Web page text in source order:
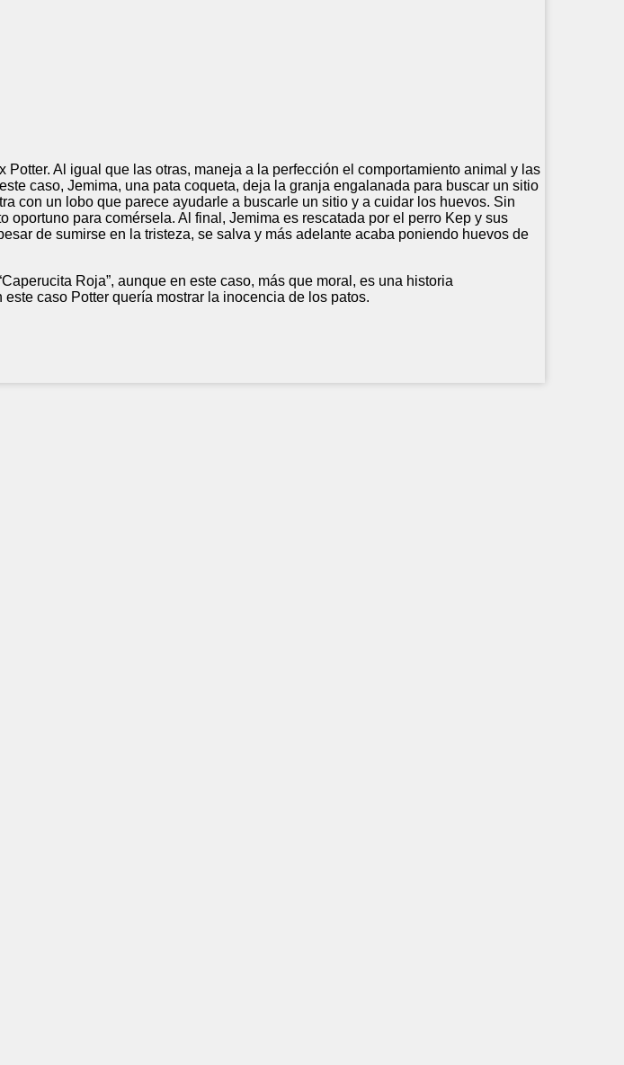
Potter. Al igual que las otras, maneja a la perfección el comportamiento animal y las
caso, Jemima, una pata coqueta, deja la granja engalanada para buscar un sitio
con un lobo que parece ayudarle a buscarle un sitio y a cuidar los huevos. Sin
oportuno para comérsela. Al final, Jemima es rescatada por el perro Kep y sus
de sumirse en la tristeza, se salva y más adelante acaba poniendo huevos de
Roja”, aunque en este caso, más que moral, es una historia
caso Potter quería mostrar la inocencia de los patos.